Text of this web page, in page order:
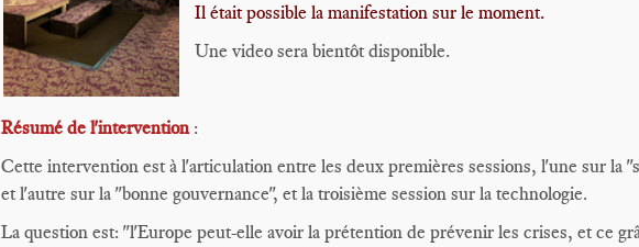
Il était possible la manifestation sur le moment.
Une video sera bientôt disponible.
Résumé de l'intervention:
Cette intervention est à l'articulation entre les deux premières sessions, l'une sur la
et l'autre sur la "bonne gouvernance", et la troisième session sur la technologie.
La question est: "l'Europe peut-elle avoir la prétention de prévenir les crises, et ce